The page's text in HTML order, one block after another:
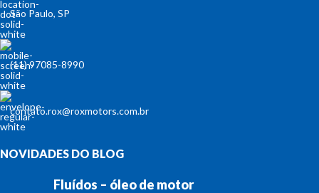
São Paulo, SP
(11) 97085-8990
contato.rox@roxmotors.com.br
NOVIDADES DO BLOG
Fluídos – óleo de motor